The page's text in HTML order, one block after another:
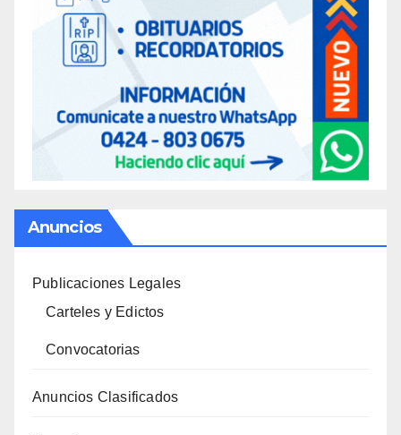
Anuncios
Publicaciones Legales
Carteles y Edictos
Convocatorias
Anuncios Clasificados